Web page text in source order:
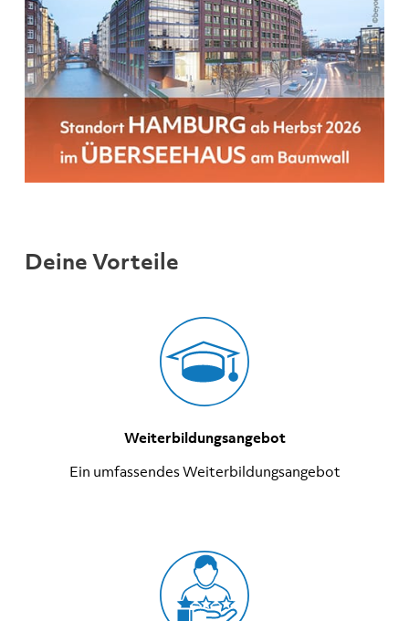
Deine Vorteile
Weiterbildungsangebot
Ein umfassendes Weiterbildungsangebot